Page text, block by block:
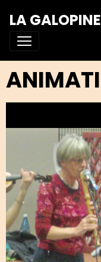
LA